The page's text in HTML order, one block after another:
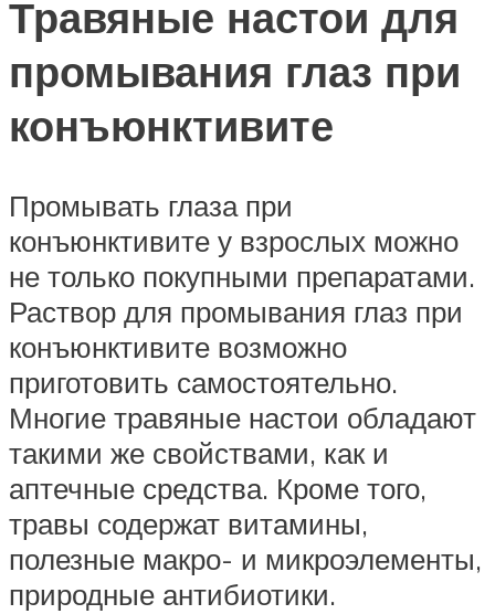
Травяные настои для
промывания глаз при
конъюнктивите
Промывать глаза при
конъюнктивите у взрослых можно
не только покупными препаратами.
Раствор для промывания глаз при
конъюнктивите возможно
приготовить самостоятельно.
Многие травяные настои обладают
такими же свойствами, как и
аптечные средства. Кроме того,
травы содержат витамины,
полезные макро- и микроэлементы,
природные антибиотики.